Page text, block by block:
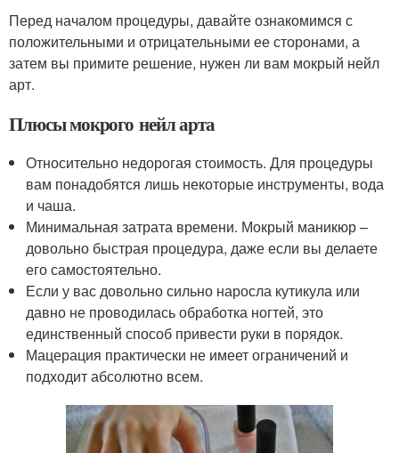
Перед началом процедуры, давайте ознакомимся с
положительными и отрицательными ее сторонами, а
затем вы примите решение, нужен ли вам мокрый нейл
арт.
Плюсы мокрого нейл арта
Относительно недорогая стоимость. Для процедуры
вам понадобятся лишь некоторые инструменты, вода
и чаша.
Минимальная затрата времени. Мокрый маникюр –
довольно быстрая процедура, даже если вы делаете
его самостоятельно.
Если у вас довольно сильно наросла кутикула или
давно не проводилась обработка ногтей, это
единственный способ привести руки в порядок.
Мацерация практически не имеет ограничений и
подходит абсолютно всем.